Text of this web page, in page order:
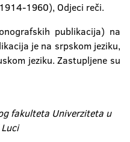
1960), Odjeci reči.
publikacija) na
je na srpskom jeziku,
jeziku. Zastupljene su
fakulteta Univerziteta u